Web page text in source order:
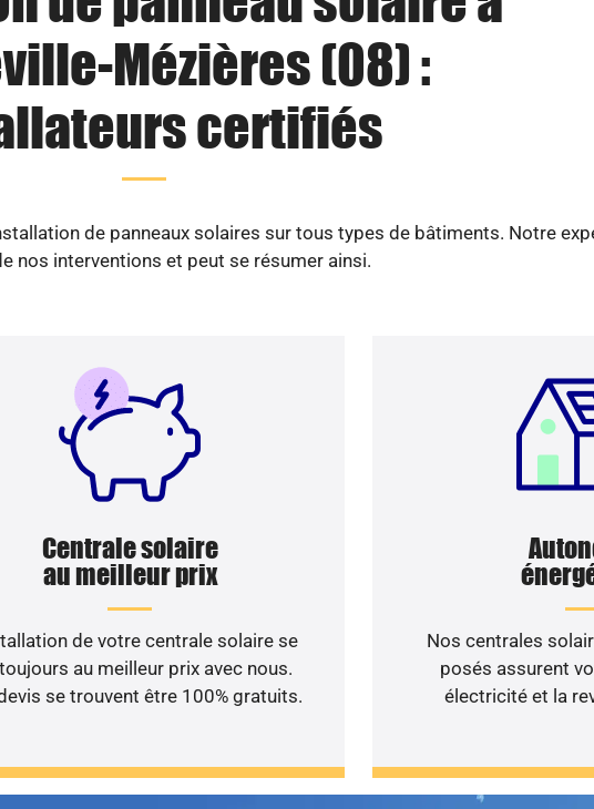
Mézières (08) :
certifiés
de panneaux solaires sur tous types de bâtiments. Notre
nos interventions et peut se résumer ainsi.
Centrale solaire
au meilleur prix
de votre centrale solaire se
au meilleur prix avec nous.
se trouvent être 100% gratuits.
Nos centrales
posés assurent
électricité et la